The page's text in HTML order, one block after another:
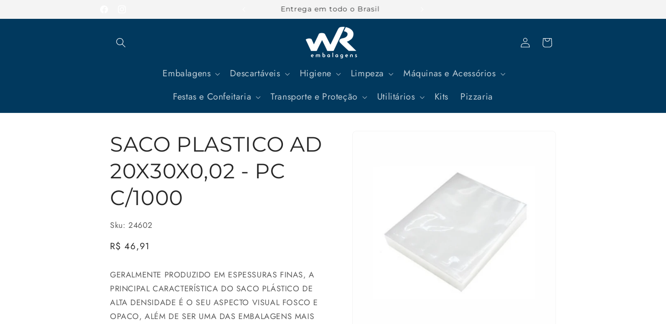
conteúdo
Parcele suas compras em até 12x
Embalagens Descartáveis Higiene Limpeza
Máquinas e Acessórios
Festas e Confeitaria
Transporte e Proteção Utilitários Kits Pizzaria
Fazer
login
Carrinho
SACO PLASTICO AD
20X30X0,02 - PC
C/1000
Sku: 24602
Preço
R$ 46,91
GERALMENTE PRODUZIDO EM ESPESSURAS FINAS, A
PRINCIPAL CARACTERÍSTICA DO SACO PLÁSTICO DE
ALTA DENSIDADE É O SEU ASPECTO VISUAL FOSCO E
OPACO, ALÉM DE SER UMA DAS EMBALAGENS MAIS